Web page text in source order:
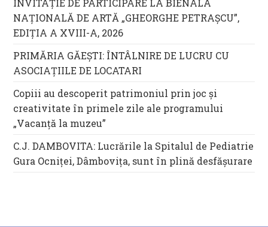
INVITAȚIE DE PARTICIPARE LA BIENALA
NAȚIONALĂ DE ARTĂ „GHEORGHE PETRAȘCU”,
EDIŢIA A XVIII-A, 2026
PRIMĂRIA GĂEȘTI: ÎNTÂLNIRE DE LUCRU CU
ASOCIAȚIILE DE LOCATARI
Copiii au descoperit patrimoniul prin joc și
creativitate în primele zile ale programului
„Vacanță la muzeu”
C.J. DAMBOVITA: Lucrările la Spitalul de Pediatrie
Gura Ocniței, Dâmbovița, sunt în plină desfășurare